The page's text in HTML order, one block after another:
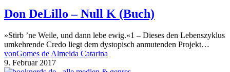
Don DeLillo – Null K (Buch)
»Stirb ’ne Weile, und dann lebe ewig.«1 – Dieses den Lebenszyklus
umkehrende Credo liegt dem dystopisch anmutenden Projekt…
vonGomes de Almeida Catarina
9. Februar 2017